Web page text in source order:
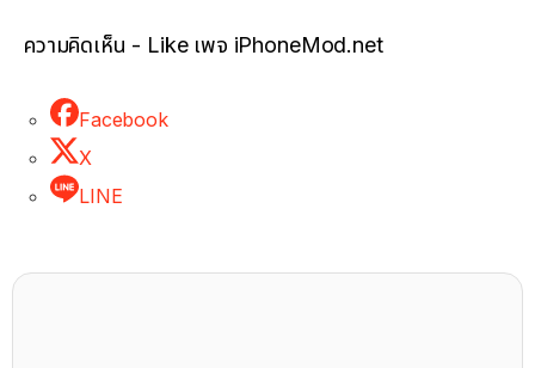
ความคิดเห็น - Like เพจ iPhoneMod.net
Facebook
X
LINE